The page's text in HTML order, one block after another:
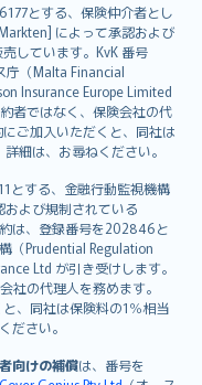
とする、保険仲介者とし
によって承認および
売しています。KvK 番号
庁（Malta Financial
Insurance Europe Limited
者ではなく、保険会社の代
ご加入いただくと、同社は
細は、お尋ねください。
とする、金融行動監視機構
および規制されている
は、登録番号を202846と
（Prudential Regulation
Ltd が引き受けします。
社の代理人を務めます。
、同社は保険料の1％相当
ださい。
向けの補償は、番号を